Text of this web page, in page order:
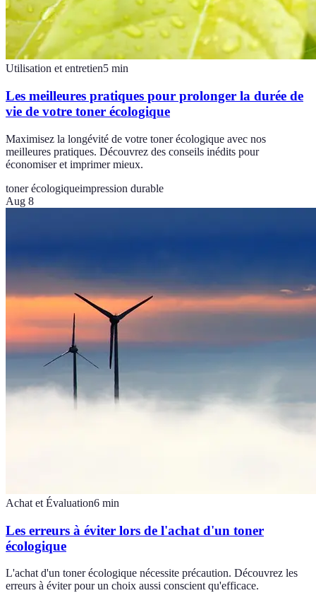
Utilisation et entretien5 min
Les meilleures pratiques pour prolonger la durée de
vie de votre toner écologique
Maximisez la longévité de votre toner écologique avec nos
meilleures pratiques. Découvrez des conseils inédits pour
économiser et imprimer mieux.
toner écologiqueimpression durable
Aug 8
Achat et Évaluation6 min
Les erreurs à éviter lors de l'achat d'un toner
écologique
L'achat d'un toner écologique nécessite précaution. Découvrez les
erreurs à éviter pour un choix aussi conscient qu'efficace.